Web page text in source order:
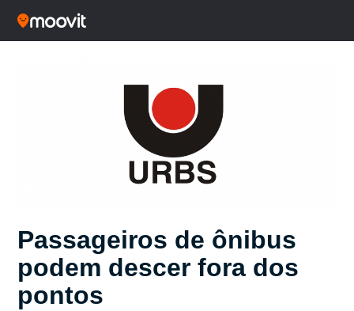
Passageiros de ônibus
podem descer fora dos
pontos